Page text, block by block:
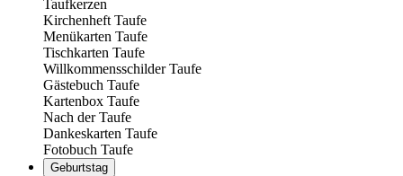
Taufkerzen
Kirchenheft Taufe
Menükarten Taufe
Tischkarten Taufe
Willkommensschilder Taufe
Gästebuch Taufe
Kartenbox Taufe
Nach der Taufe
Dankeskarten Taufe
Fotobuch Taufe
Geburtstag